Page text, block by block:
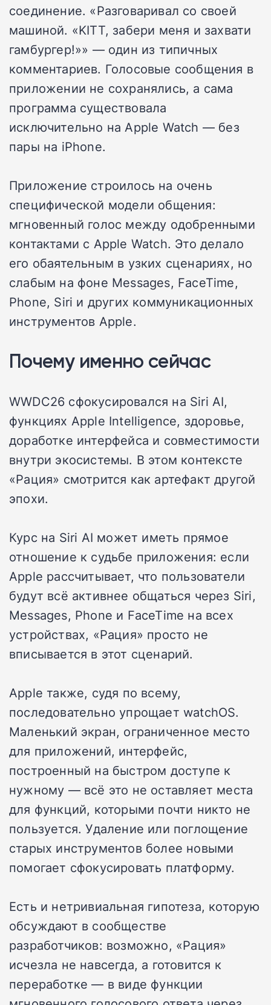
соединение. «Разговаривал со своей
машиной. «KITT, забери меня и захвати
гамбургер!»» — один из типичных
комментариев. Голосовые сообщения в
приложении не сохранялись, а сама
программа существовала
исключительно на Apple Watch — без
пары на iPhone.
Приложение строилось на очень
специфической модели общения:
мгновенный голос между одобренными
контактами с Apple Watch. Это делало
его обаятельным в узких сценариях, но
слабым на фоне Messages, FaceTime,
Phone, Siri и других коммуникационных
инструментов Apple.
Почему именно сейчас
WWDC26 сфокусировался на Siri AI,
функциях Apple Intelligence, здоровье,
доработке интерфейса и совместимости
внутри экосистемы. В этом контексте
«Рация» смотрится как артефакт другой
эпохи.
Курс на Siri AI может иметь прямое
отношение к судьбе приложения: если
Apple рассчитывает, что пользователи
будут всё активнее общаться через Siri,
Messages, Phone и FaceTime на всех
устройствах, «Рация» просто не
вписывается в этот сценарий.
Apple также, судя по всему,
последовательно упрощает watchOS.
Маленький экран, ограниченное место
для приложений, интерфейс,
построенный на быстром доступе к
нужному — всё это не оставляет места
для функций, которыми почти никто не
пользуется. Удаление или поглощение
старых инструментов более новыми
помогает сфокусировать платформу.
Есть и нетривиальная гипотеза, которую
обсуждают в сообществе
разработчиков: возможно, «Рация»
исчезла не навсегда, а готовится к
переработке — в виде функции